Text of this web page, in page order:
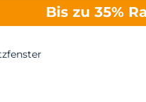
Bis zu 35%